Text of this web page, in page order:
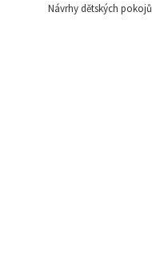
Návrhy dětských pokojů